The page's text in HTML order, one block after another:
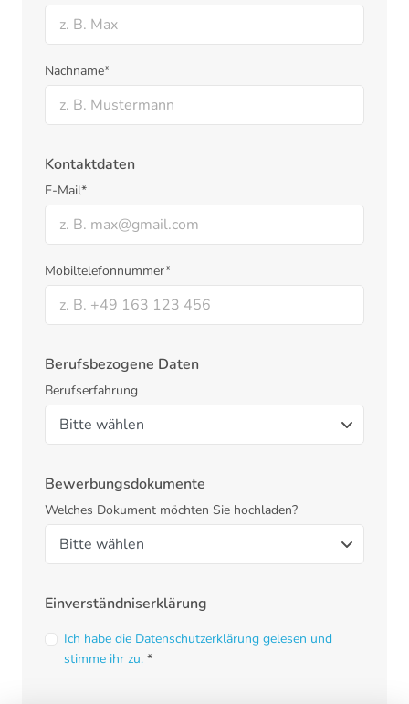
Nachname*
Kontaktdaten
E-Mail*
Mobiltelefonnummer*
Berufsbezogene Daten
Berufserfahrung
Bewerbungsdokumente
Welches Dokument möchten Sie hochladen?
Einverständniserklärung
Ich habe die Datenschutzerklärung gelesen und
stimme ihr zu. *